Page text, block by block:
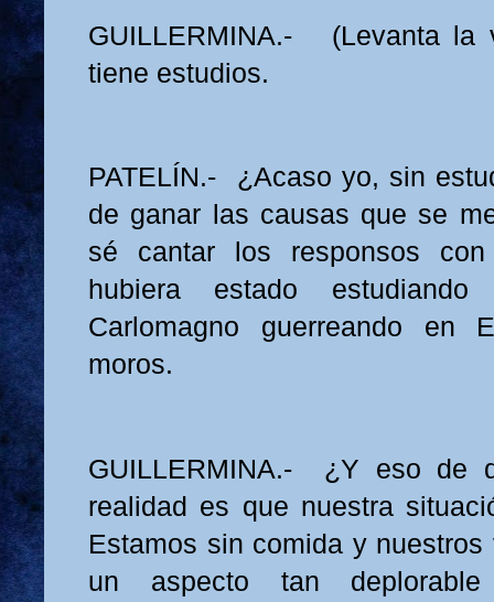
GUILLERMINA.- (Levanta
tiene estudios.
PATELÍN.- ¿Acaso yo, sin
de ganar las causas que se
sé cantar los responsos
hubiera estado
Carlomagno guerreando en
moros.
GUILLERMINA.- ¿Y eso de
realidad es que nuestra
Estamos sin comida y nuestros
un aspecto tan